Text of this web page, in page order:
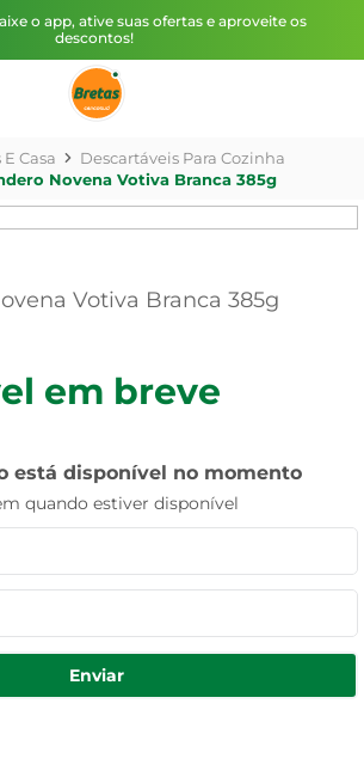
o app, ative suas ofertas e aproveite os
descontos!
Casa
Descartáveis Para Cozinha
Novena Votiva Branca 385g
Votiva Branca 385g
em breve
está disponível no momento
quando estiver disponível
Enviar